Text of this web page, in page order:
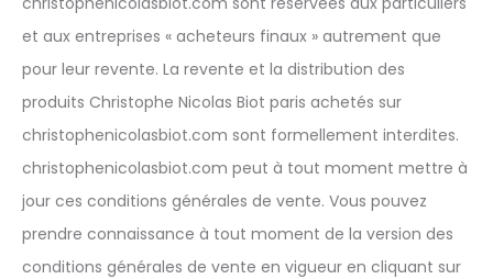
et aux entreprises « acheteurs finaux » autrement que
pour leur revente. La revente et la distribution des
produits Christophe Nicolas Biot paris achetés sur
christophenicolasbiot.com sont formellement interdites.
christophenicolasbiot.com peut à tout moment mettre à
jour ces conditions générales de vente. Vous pouvez
prendre connaissance à tout moment de la version des
conditions générales de vente en vigueur en cliquant sur